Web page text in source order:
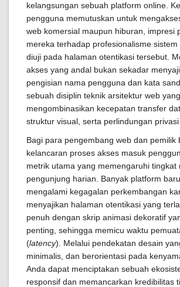
kelangsungan sebuah platform online.
pengguna memutuskan untuk
web komersial maupun hiburan, impresi
mereka terhadap profesionalisme
diuji pada halaman otentikasi tersebut.
akses yang andal bukan sekadar
pengisian nama pengguna dan kata
sebuah disiplin teknik arsitektur web yang
mengombinasikan kecepatan transfer
struktur visual, serta perlindungan privasi
Bagi para pengembang web dan pemilik
kelancaran proses akses masuk
metrik utama yang memengaruhi tingkat
pengunjung harian. Banyak platform
mengalami kegagalan perkembangan
menyajikan halaman otentikasi yang
penuh dengan skrip animasi dekoratif
penting, sehingga memicu waktu
(latency). Melalui pendekatan desain
minimalis, dan berorientasi pada
Anda dapat menciptakan sebuah
responsif dan memancarkan kredibilitas